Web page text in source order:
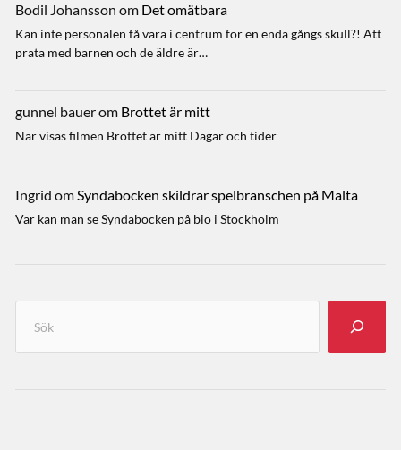
Bodil Johansson om Det omätbara
Kan inte personalen få vara i centrum för en enda gångs skull?! Att
prata med barnen och de äldre är…
gunnel bauerom Brottet är mitt
När visas filmen Brottet är mitt Dagar och tider
Ingrid om Syndabocken skildrar spelbranschen på Malta
Var kan man se Syndabocken på bio i Stockholm